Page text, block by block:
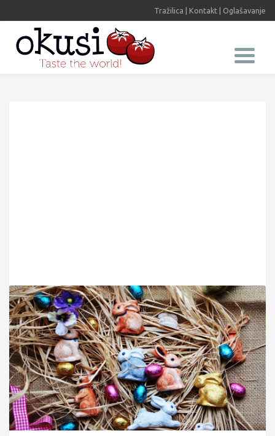
Tražilica Kontakt Oglašavanje